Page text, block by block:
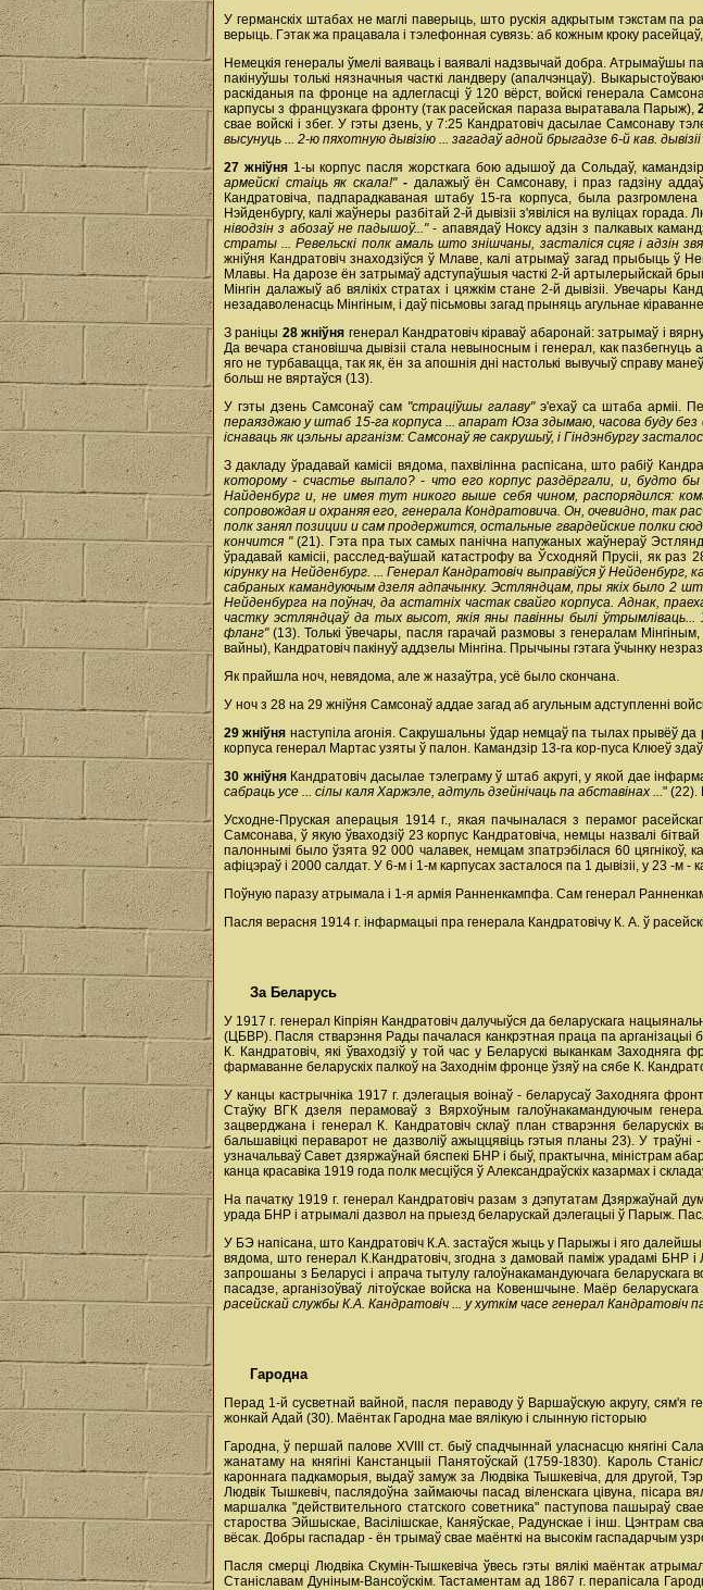
У германскіх штабах не маглі паверыць, што рускія адкрытым тэкстам
верыць. Гэтак жа працавала і тэлефонная сувязь: аб кожным кроку
Немецкія генералы ўмелі ваяваць і ваявалі надзвычай добра. Атрымаўшы
пакінуўшы толькі нязначныя часткі ландверу (апалчэнцаў).
раскіданыя па фронце на адлегласці ў 120 вёрст, войскі генерала
карпусы з французкага фронту (так расейская параза выратавала Парыж),
свае войскі і збег. У гэты дзень, у 7:25 Кандратовіч дасылае Самсонаву
высунуць ... 2-ю пяхотную дывізію ... загадаў адной брыгадзе 6-й кав.
27 жніўня1-ы корпус пасля жорсткага бою адышоў да Сольдаў, камандзір
армейскі стаіць як скала!" -далажыў ён Самсонаву, і праз гадзіну
Кандратовіча, падпарадкаваная штабу 15-га корпуса, была
Нэйденбургу, калі жаўнеры разбітай 2-й дывізіі з'явіліся на вуліцах горада.
ніводзін з абозаў не падышоў..."- апавядаў Ноксу адзін з палкавых
страты ... Ревельскі полк амаль што знішчаны, засталіся сцяг і адзін
жніўня Кандратовіч знаходзіўся ў Млаве, калі атрымаў загад прыбыць ў
Млавы. На дарозе ён затрымаў адступаўшыя часткі 2-й артылерыйскай
Мінгін далажыў аб вялікіх стратах і цяжкім стане 2-й дывізіі. Увечары
незадаволенасць Мінгіным, і даў пісьмовы загад прыняць агульнае
З раніцы 28 жніўня генерал Кандратовіч кіраваў абаронай: затрымаў і
Да вечара становішча дывізіі стала невыносным і генерал, как
яго не турбавацца, так як, ён за апошнія дні настолькі вывучыў справу
больш не вяртаўся (13).
У гэты дзень Самсонаў сам "страціўшы галаву"э'ехаў са штаба арміі.
пераязджаю у штаб 15-га корпуса ... апарат Юза здымаю, часова буду без
існаваць як цэльны арганізм: Самсонаў яе сакрушыў, і Гіндэнбургу
З дакладу ўрадавай камісіі вядома, пахвілінна распісана, што рабіў
которому - счастье выпало? - что его корпус раздёргали, и, будто
Найденбург и, не имея тут никого выше себя чином, распорядился:
сопровождая и охраняя его, генерала Кондратовича. Он, очевидно, так
полк занял позиции и сам продержится, остальные гвардейские полки
кончится "(21). Гэта пра тых самых панічна напужаных жаўнераў
ўрадавай камісіі, расслед-ваўшай катастрофу ва Ўсходняй Прусіі, як раз
кірунку на Нейденбург. ... Генерал Кандратовіч выправіўся ў
сабраных камандуючым дзеля адпачынку. Эстляндцам, пры якіх было 2
Нейденбурга на поўнач, да астатніх частак свайго корпуса. Аднак,
частку эстляндцаў да тых высот, якія яны павінны былі ўтрымліваць...
фланг"(13). Толькі ўвечары, пасля гарачай размовы з генералам
вайны), Кандратовіч пакінуў аддзелы Мінгіна. Прычыны гэтага ўчынку
Як прайшла ноч, невядома, але ж назаўтра, усё было скончана.
У ноч з 28 на 29 жніўня Самсонаў аддае загад аб агульным адступленні
29 жніўня наступіла агонія. Сакрушальны ўдар немцаў па тылах прывёў да
корпуса генерал Мартас узяты ў палон. Камандзір 13-га кор-пуса Клюеў
30 жніўняКандратовіч дасылае тэлеграму ў штаб акругі, у якой дае
сабраць усе ... сілы каля Харжэле, адтуль дзейнічаць па абставінах ..." (22).
Усходне-Пруская аперацыя 1914 г., якая пачыналася з перамог
Самсонава, ў якую ўваходзіў 23 корпус Кандратовіча, немцы назвалі
палоннымі было ўзята 92 000 чалавек, немцам зпатрэбілася 60 цягнікоў,
афіцэраў і 2000 салдат. У 6-м і 1-м карпусах засталося па 1 дывізіі, у 23 -м
Поўную паразу атрымала і 1-я армія Ранненкампфа. Сам генерал
Пасля верасня 1914 г. інфармацыі пра генерала Кандратовічу К. А. ў
За Беларусь
У 1917 г. генерал Кіпріян Кандратовіч далучыўся да беларускага
(ЦБВР). Пасля стварэння Рады пачалася канкрэтная праца па арганізацыі
К. Кандратовіч, які ўваходзіў у той час у Беларускі выканкам Заходняга
фармаванне беларускіх палкоў на Заходнім фронце ўзяў на сябе К.
У канцы кастрычніка 1917 г. дэлегацыя воінаў - беларусаў Заходняга
Стаўку ВГК дзеля перамоваў з Вярхоўным галоўнакамандуючым
зацверджана і генерал К. Кандратовіч склаў план стварэння
бальшавіцкі пераварот не дазволіў ажыццявіць гэтыя планы 23). У
узначальваў Савет дзяржаўнай бяспекі БНР і быў, практычна, міністрам
канца красавіка 1919 года полк месціўся ў Александраўскіх казармах і
На пачатку 1919 г. генерал Кандратовіч разам з дэпутатам Дзяржаўнай
урада БНР і атрымалі дазвол на прыезд беларускай дэлегацыі ў Парыж.
У БЭ напісана, што Кандратовіч К.А. застаўся жыць у Парыжы і яго
вядома, што генерал К.Кандратовіч, згодна з дамовай паміж урадамі БНР
запрошаны з Беларусі і апрача тытулу галоўнакамандуючага
пасадзе, арганізоўваў літоўскае войска на Ковеншчыне. Маёр
расейскай службы К.А. Кандратовіч ... у хуткім часе генерал Кандратовіч
Гародна
Перад 1-й сусветнай вайной, пасля пераводу ў Варшаўскую акругу, сям'я
жонкай Адай (30). Маёнтак Гародна мае вялікую і слынную гісторыю
Гародна, ў першай палове XVIII ст. быў спадчыннай уласнасцю княгіні
жанатаму на княгіні Канстанцыіі Панятоўскай (1759-1830). Кароль
кароннага падкаморыя, выдаў замуж за Людвіка Тышкевіча, для другой,
Людвік Тышкевіч, паслядоўна займаючы пасад віленскага цівуна, пісара
маршалка "действительного статского советника" паступова пашыраў
староства Эйшыскае, Васілішскае, Каняўскае, Радунскае і інш. Цэнтрам
вёсак. Добры гаспадар - ён трымаў свае маёнткі на высокім гаспадарчым
Пасля смерці Людвіка Скумін-Тышкевіча ўвесь гэты вялікі маёнтак
Станіславам Дуніным-Вансоўскім. Тастаментам ад 1867 г. перапісала